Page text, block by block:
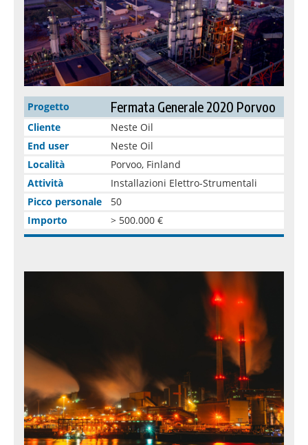
Progetto Fermata Generale 2020 Porvoo
Cliente
Neste Oil
End user
Neste Oil
Località
Porvoo, Finland
Attività
Installazioni Elettro-Strumentali
Picco personale
50
Importo
> 500.000 €